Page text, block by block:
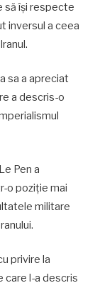
să își respecte
inversul a ceea
sa a apreciat
a descris-o
Pen a
o poziție mai
militare
privire la
care l-a descris